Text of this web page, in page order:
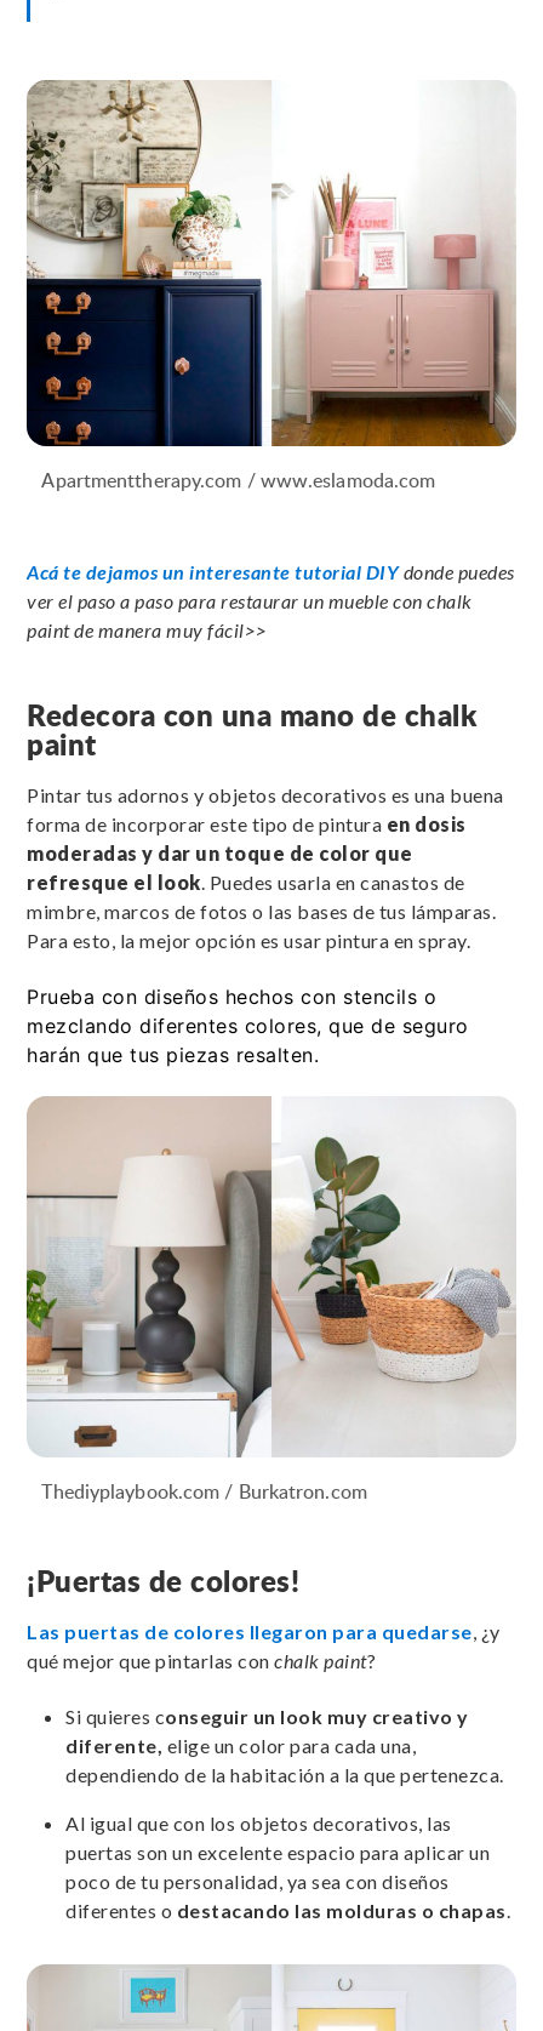
Apartmenttherapy.com / www.eslamoda.com
Acá te dejamos un interesante tutorial DIYdonde puedes
ver el paso a paso para restaurar un mueble con chalk
paint de manera muy fácil>>
Redecora con una mano de chalk
paint
Pintar tus adornos y objetos decorativos es una buena
forma de incorporar este tipo de pintura en dosis
moderadas y dar un toque de color que
refresque el look. Puedes usarla en canastos de
mimbre, marcos de fotos o las bases de tus lámparas.
Para esto, la mejor opción es usar pintura en spray.
Prueba con diseños hechos con stencils o
mezclando diferentes colores, que de seguro
harán que tus piezas resalten.
Thediyplaybook.com / Burkatron.com
¡Puertas de colores!
Las puertas de colores llegaron para quedarse, ¿y
qué mejor que pintarlas conchalk paint?
Si quieres conseguir un look muy creativo y
diferente, elige un color para cada una,
dependiendo de la habitación a la que pertenezca.
Al igual que con los objetos decorativos, las
puertas son un excelente espacio para aplicar un
poco de tu personalidad, ya sea con diseños
diferentes o destacando las molduras o chapas.